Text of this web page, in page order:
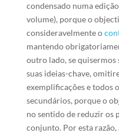
condensado numa edição
volume), porque o
consideravelmente o
mantendo
outro lado, se quisermos
suas ideias-chave,
exemplificações e todos
secundários, porque o
no sentido de reduzir os
conjunto. Por esta razão,